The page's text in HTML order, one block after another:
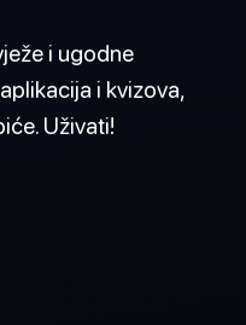
i ugodne
i kvizova,
Uživati!